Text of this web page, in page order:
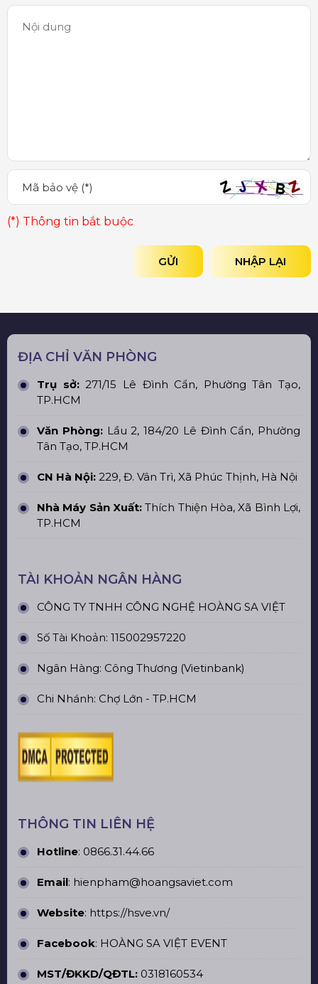
(*) Thông tin bắt buộc
NHẬP LẠI
GỬI
ĐỊA CHỈ VĂN PHÒNG
Trụ sở:271/15 Lê Đình Cẩn, Phường Tân Tạo,
TP.HCM
Văn Phòng:Lầu 2, 184/20 Lê Đình Cẩn, Phường
Tân Tạo, TP.HCM
CN Hà Nội: 229, Đ. Vân Trì, Xã Phúc Thịnh, Hà Nội
Nhà Máy Sản Xuất: Thích Thiện Hòa, Xã Bình Lợi,
TP.HCM
TÀI KHOẢN NGÂN HÀNG
CÔNG TY TNHH CÔNG NGHỆ HOÀNG SA VIỆT
Số Tài Khoản: 115002957220
Ngân Hàng: Công Thương (Vietinbank)
Chi Nhánh: Chợ Lớn - TP.HCM
THÔNG TIN LIÊN HỆ
Hotline: 0866.31.44.66
Email: hienpham@hoangsaviet.com
Website: https://hsve.vn/
Facebook: HOÀNG SA VIỆT EVENT
MST/ĐKKD/QĐTL: 0318160534